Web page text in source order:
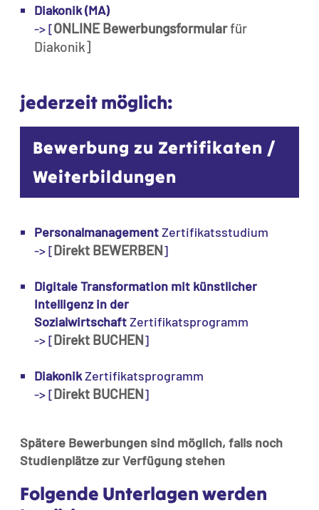
Diakonik (MA)
-> [ONLINE Bewerbungsformularfür
Diakonik]
jederzeit möglich:
Bewerbung zu Zertifikaten /
Weiterbildungen
PersonalmanagementZertifikatsstudium
-> [Direkt BEWERBEN]
Digitale Transformation mit künstlicher
Intelligenz in der
SozialwirtschaftZertifikatsprogramm
-> [Direkt BUCHEN]
DiakonikZertifikatsprogramm
-> [Direkt BUCHEN]
Spätere Bewerbungen sind möglich, falls noch
Studienplätze zur Verfügung stehen
Folgende Unterlagen werden